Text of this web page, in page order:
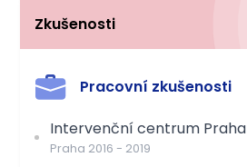
Zkušenosti
Pracovní zkušenosti
Intervenční centrum Praha
Praha 2016 - 2019